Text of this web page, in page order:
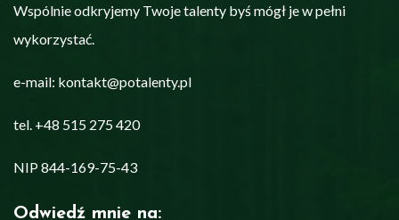
Wspólnie odkryjemy Twoje talenty byś mógł je w pełni
wykorzystać.
e-mail: kontakt@potalenty.pl
tel. +48 515 275 420
NIP 844-169-75-43
Odwiedź mnie na: